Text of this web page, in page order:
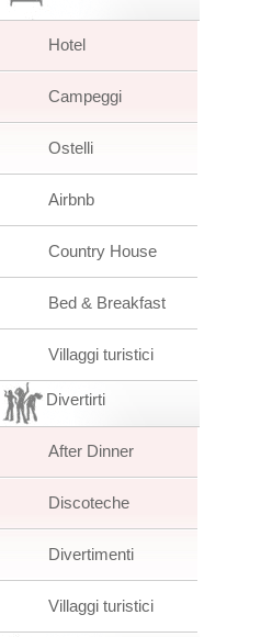
Hotel
Campeggi
Ostelli
Airbnb
Country House
Bed & Breakfast
Villaggi turistici
Divertirti
After Dinner
Discoteche
Divertimenti
Villaggi turistici